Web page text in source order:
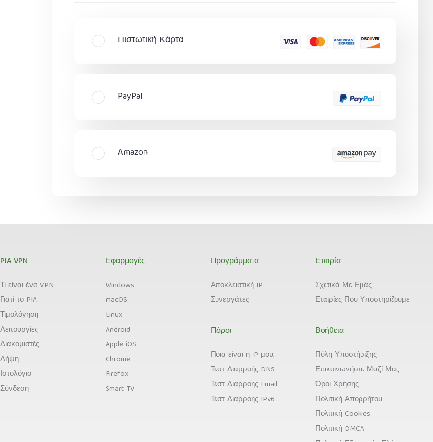
Πιστωτική Κάρτα
PayPal
Amazon
PIA VPN
Τι είναι ένα VPN
Γιατί το PIA
Τιμολόγηση
Λειτουργίες
Διακομιστές
Λήψη
Ιστολόγιο
Σύνδεση
Εφαρμογές
Windows
macOS
Linux
Android
Apple iOS
Chrome
Firefox
Smart TV
Προγράμματα
Αποκλειστική IP
Συνεργάτες
Πόροι
Ποια είναι η IP μου;
Τεστ Διαρροής DNS
Τεστ Διαρροής Email
Τεστ Διαρροής IPv6
Εταιρία
Σχετικά Με Εμάς
Εταιρίες Που Υποστηρίζουμε
Βοήθεια
Πύλη Υποστήριξης
Επικοινωνήστε Μαζί Μας
Όροι Χρήσης
Πολιτική Απορρήτου
Πολιτική Cookies
Πολιτική DMCA